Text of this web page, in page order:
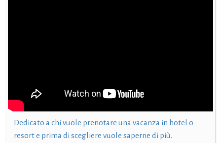
Dedicato a chi vuole prenotare una vacanza in hotel o
resort e prima di scegliere vuole saperne di più.